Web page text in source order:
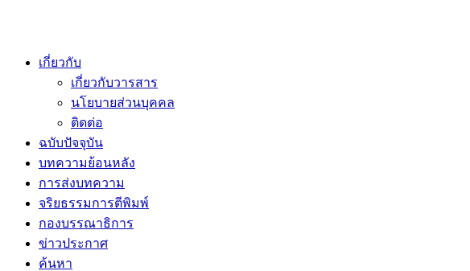
เกี่ยวกับ
เกี่ยวกับวารสาร
นโยบายส่วนบุคคล
ติดต่อ
ฉบับปัจจุบัน
บทความย้อนหลัง
การส่งบทความ
จริยธรรมการตีพิมพ์
กองบรรณาธิการ
ข่าวประกาศ
ค้นหา